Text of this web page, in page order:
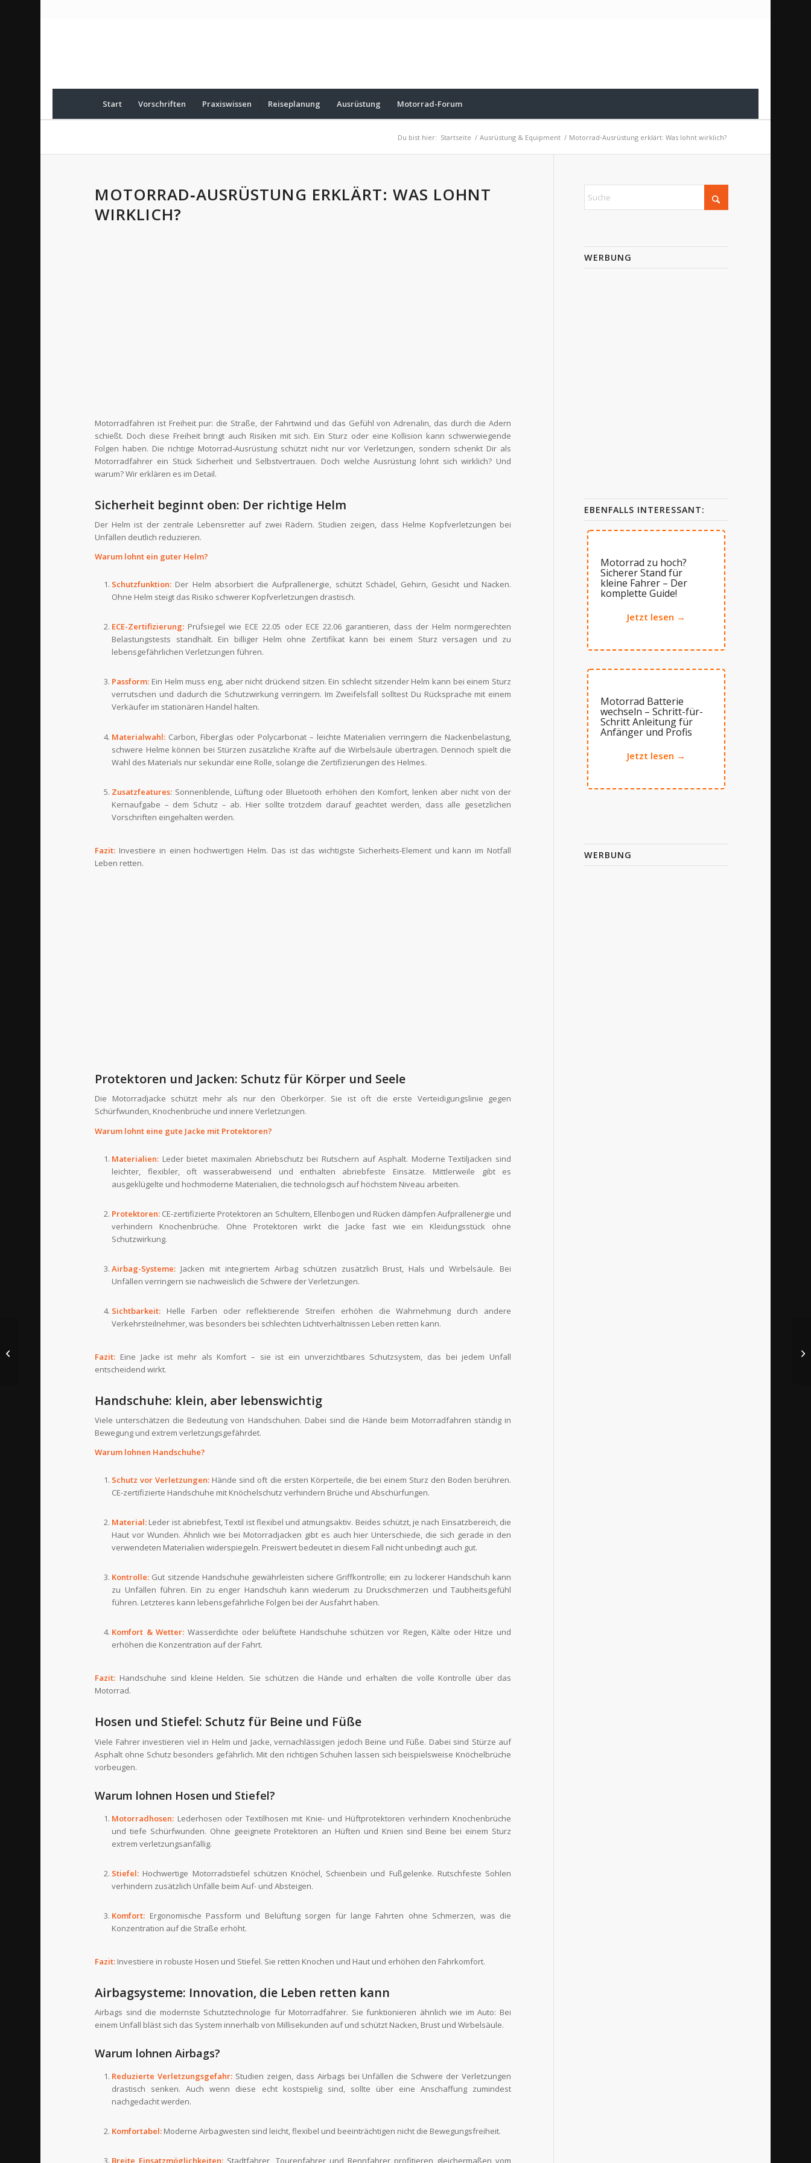
Start Vorschriften Praxiswissen Reiseplanung Ausrüstung Motorrad-Forum
Du bist hier: Startseite / Ausrüstung & Equipment / Motorrad‑Ausrüstung erklärt: Was lohnt wirklich?
MOTORRAD‑AUSRÜSTUNG ERKLÄRT: WAS LOHNT
WIRKLICH?
Motorradfahren ist Freiheit pur: die Straße, der Fahrtwind und das Gefühl von Adrenalin, das durch die Adern
schießt. Doch diese Freiheit bringt auch Risiken mit sich. Ein Sturz oder eine Kollision kann schwerwiegende
Folgen haben. Die richtige Motorrad‑Ausrüstung schützt nicht nur vor Verletzungen, sondern schenkt Dir als
Motorradfahrer ein Stück Sicherheit und Selbstvertrauen. Doch welche Ausrüstung lohnt sich wirklich? Und
warum? Wir erklären es im Detail.
Sicherheit beginnt oben: Der richtige Helm
Der Helm ist der zentrale Lebensretter auf zwei Rädern. Studien zeigen, dass Helme Kopfverletzungen bei
Unfällen deutlich reduzieren.
Warum lohnt ein guter Helm?
Schutzfunktion: Der Helm absorbiert die Aufprallenergie, schützt Schädel, Gehirn, Gesicht und Nacken.
Ohne Helm steigt das Risiko schwerer Kopfverletzungen drastisch.
ECE-Zertifizierung: Prüfsiegel wie ECE 22.05 oder ECE 22.06 garantieren, dass der Helm normgerechten
Belastungstests standhält. Ein billiger Helm ohne Zertifikat kann bei einem Sturz versagen und zu
lebensgefährlichen Verletzungen führen.
Passform: Ein Helm muss eng, aber nicht drückend sitzen. Ein schlecht sitzender Helm kann bei einem Sturz
verrutschen und dadurch die Schutzwirkung verringern. Im Zweifelsfall solltest Du Rücksprache mit einem
Verkäufer im stationären Handel halten.
Materialwahl: Carbon, Fiberglas oder Polycarbonat – leichte Materialien verringern die Nackenbelastung,
schwere Helme können bei Stürzen zusätzliche Kräfte auf die Wirbelsäule übertragen. Dennoch spielt die
Wahl des Materials nur sekundär eine Rolle, solange die Zertifizierungen des Helmes.
Zusatzfeatures: Sonnenblende, Lüftung oder Bluetooth erhöhen den Komfort, lenken aber nicht von der
Kernaufgabe – dem Schutz – ab. Hier sollte trotzdem darauf geachtet werden, dass alle gesetzlichen
Vorschriften eingehalten werden.
Fazit: Investiere in einen hochwertigen Helm. Das ist das wichtigste Sicherheits-Element und kann im Notfall
Leben retten.
Protektoren und Jacken: Schutz für Körper und Seele
Die Motorradjacke schützt mehr als nur den Oberkörper. Sie ist oft die erste Verteidigungslinie gegen
Schürfwunden, Knochenbrüche und innere Verletzungen.
Warum lohnt eine gute Jacke mit Protektoren?
Materialien: Leder bietet maximalen Abriebschutz bei Rutschern auf Asphalt. Moderne Textiljacken sind
leichter, flexibler, oft wasserabweisend und enthalten abriebfeste Einsätze. Mittlerweile gibt es
ausgeklügelte und hochmoderne Materialien, die technologisch auf höchstem Niveau arbeiten.
Protektoren: CE-zertifizierte Protektoren an Schultern, Ellenbogen und Rücken dämpfen Aufprallenergie und
verhindern Knochenbrüche. Ohne Protektoren wirkt die Jacke fast wie ein Kleidungsstück ohne
Schutzwirkung.
Airbag-Systeme: Jacken mit integriertem Airbag schützen zusätzlich Brust, Hals und Wirbelsäule. Bei
Unfällen verringern sie nachweislich die Schwere der Verletzungen.
Sichtbarkeit: Helle Farben oder reflektierende Streifen erhöhen die Wahrnehmung durch andere
Verkehrsteilnehmer, was besonders bei schlechten Lichtverhältnissen Leben retten kann.
Fazit: Eine Jacke ist mehr als Komfort – sie ist ein unverzichtbares Schutzsystem, das bei jedem Unfall
entscheidend wirkt.
Handschuhe: klein, aber lebenswichtig
Viele unterschätzen die Bedeutung von Handschuhen. Dabei sind die Hände beim Motorradfahren ständig in
Bewegung und extrem verletzungsgefährdet.
Warum lohnen Handschuhe?
Schutz vor Verletzungen: Hände sind oft die ersten Körperteile, die bei einem Sturz den Boden berühren.
CE-zertifizierte Handschuhe mit Knöchelschutz verhindern Brüche und Abschürfungen.
Material: Leder ist abriebfest, Textil ist flexibel und atmungsaktiv. Beides schützt, je nach Einsatzbereich, die
Haut vor Wunden. Ähnlich wie bei Motorradjacken gibt es auch hier Unterschiede, die sich gerade in den
verwendeten Materialien widerspiegeln. Preiswert bedeutet in diesem Fall nicht unbedingt auch gut.
Kontrolle: Gut sitzende Handschuhe gewährleisten sichere Griffkontrolle; ein zu lockerer Handschuh kann
zu Unfällen führen. Ein zu enger Handschuh kann wiederum zu Druckschmerzen und Taubheitsgefühl
führen. Letzteres kann lebensgefährliche Folgen bei der Ausfahrt haben.
Komfort & Wetter: Wasserdichte oder belüftete Handschuhe schützen vor Regen, Kälte oder Hitze und
erhöhen die Konzentration auf der Fahrt.
Fazit: Handschuhe sind kleine Helden. Sie schützen die Hände und erhalten die volle Kontrolle über das
Motorrad.
Hosen und Stiefel: Schutz für Beine und Füße
Viele Fahrer investieren viel in Helm und Jacke, vernachlässigen jedoch Beine und Füße. Dabei sind Stürze auf
Asphalt ohne Schutz besonders gefährlich. Mit den richtigen Schuhen lassen sich beispielsweise Knöchelbrüche
vorbeugen.
Warum lohnen Hosen und Stiefel?
Motorradhosen: Lederhosen oder Textilhosen mit Knie- und Hüftprotektoren verhindern Knochenbrüche
und tiefe Schürfwunden. Ohne geeignete Protektoren an Hüften und Knien sind Beine bei einem Sturz
extrem verletzungsanfällig.
Stiefel: Hochwertige Motorradstiefel schützen Knöchel, Schienbein und Fußgelenke. Rutschfeste Sohlen
verhindern zusätzlich Unfälle beim Auf- und Absteigen.
Komfort: Ergonomische Passform und Belüftung sorgen für lange Fahrten ohne Schmerzen, was die
Konzentration auf die Straße erhöht.
Fazit: Investiere in robuste Hosen und Stiefel. Sie retten Knochen und Haut und erhöhen den Fahrkomfort.
Airbagsysteme: Innovation, die Leben retten kann
Airbags sind die modernste Schutztechnologie für Motorradfahrer. Sie funktionieren ähnlich wie im Auto: Bei
einem Unfall bläst sich das System innerhalb von Millisekunden auf und schützt Nacken, Brust und Wirbelsäule.
Warum lohnen Airbags?
Reduzierte Verletzungsgefahr: Studien zeigen, dass Airbags bei Unfällen die Schwere der Verletzungen
drastisch senken. Auch wenn diese echt kostspielig sind, sollte über eine Anschaffung zumindest
nachgedacht werden.
Komfortabel: Moderne Airbagwesten sind leicht, flexibel und beeinträchtigen nicht die Bewegungsfreiheit.
Breite Einsatzmöglichkeiten: Stadtfahrer, Tourenfahrer und Rennfahrer profitieren gleichermaßen vom
WERBUNG
EBENFALLS INTERESSANT:
Motorrad zu hoch?
Sicherer Stand für
kleine Fahrer – Der
komplette Guide!
Jetzt lesen →
Motorrad Batterie
wechseln – Schritt-für-
Schritt Anleitung für
Anfänger und Profis
Jetzt lesen →
WERBUNG